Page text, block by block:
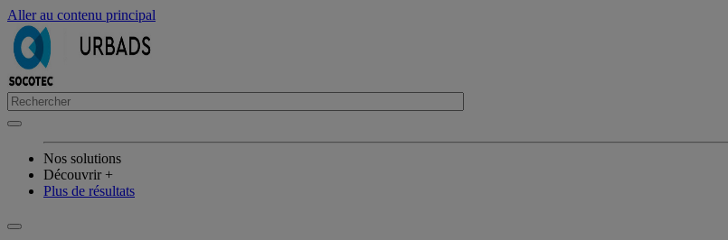
Aller au contenu principal
Nos solutions
Découvrir +
Plus de résultats